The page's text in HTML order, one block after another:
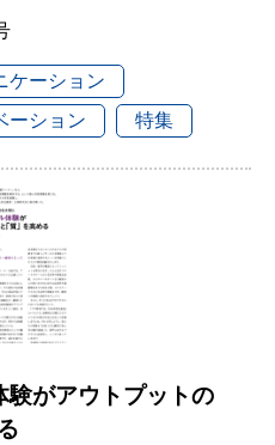
ケーション
ーション 特集
験がアウトプットの